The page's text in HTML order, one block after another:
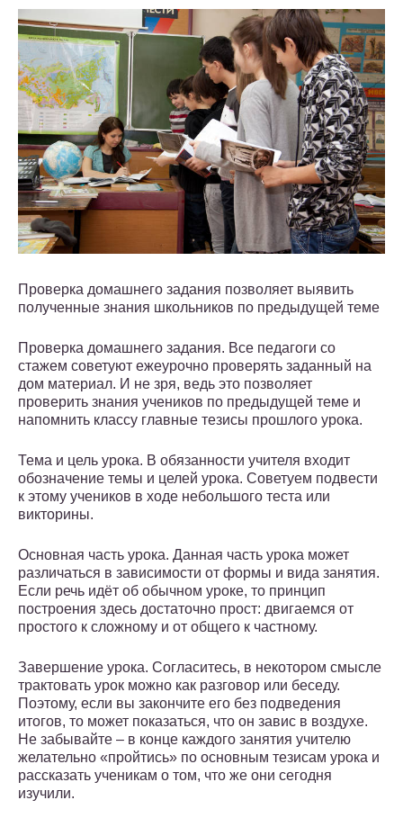
Проверка домашнего задания позволяет выявить
полученные знания школьников по предыдущей теме
Проверка домашнего задания. Все педагоги со
стажем советуют ежеурочно проверять заданный на
дом материал. И не зря, ведь это позволяет
проверить знания учеников по предыдущей теме и
напомнить классу главные тезисы прошлого урока.
Тема и цель урока. В обязанности учителя входит
обозначение темы и целей урока. Советуем подвести
к этому учеников в ходе небольшого теста или
викторины.
Основная часть урока. Данная часть урока может
различаться в зависимости от формы и вида занятия.
Если речь идёт об обычном уроке, то принцип
построения здесь достаточно прост: двигаемся от
простого к сложному и от общего к частному.
Завершение урока. Согласитесь, в некотором смысле
трактовать урок можно как разговор или беседу.
Поэтому, если вы закончите его без подведения
итогов, то может показаться, что он завис в воздухе.
Не забывайте – в конце каждого занятия учителю
желательно «пройтись» по основным тезисам урока и
рассказать ученикам о том, что же они сегодня
изучили.